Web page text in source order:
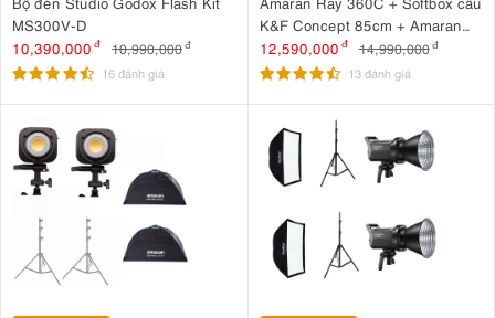
MS300V-D
10,390,000 đ 10,990,000đ
16 đánh giá
K&F Concept 85cm + Amaran
2.8m
12,590,000 đ 14,990,000 đ
13 đánh giá